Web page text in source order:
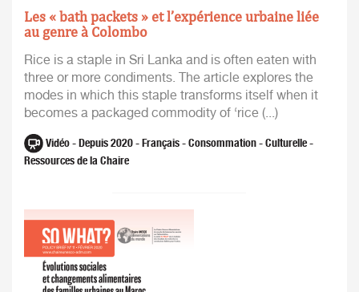
Les « bath packets » et l’expérience urbaine liée
au genre à Colombo
Rice is a staple in Sri Lanka and is often eaten with
three or more condiments. The article explores the
modes in which this staple transforms itself when it
becomes a packaged commodity of ‘rice (...)
Vidéo - Depuis 2020 - Français - Consommation - Culturelle -
Ressources de la Chaire